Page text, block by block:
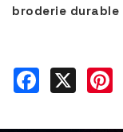
broderie durable
Facebook
X